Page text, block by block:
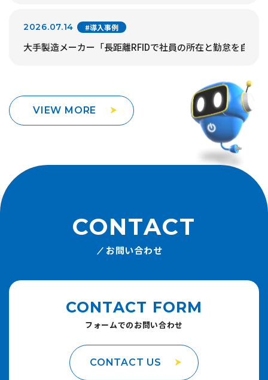
2026.07.14 #導入事例
大手製造メーカー「長距離RFIDで社員の所在と勤怠を自動
VIEW MORE
CONTACT
お問い合わせ
CONTACT FORM
フォームでのお問い合わせ
CONTACT US